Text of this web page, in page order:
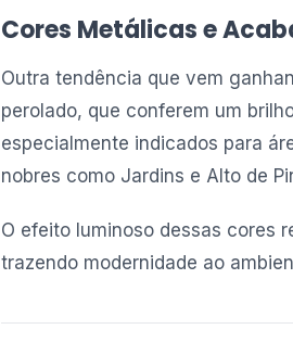
Cores Metálicas e
Outra tendência que vem
perolado, que conferem um
especialmente indicados para
nobres como Jardins e Alto de
O efeito luminoso dessas cores
trazendo modernidade ao